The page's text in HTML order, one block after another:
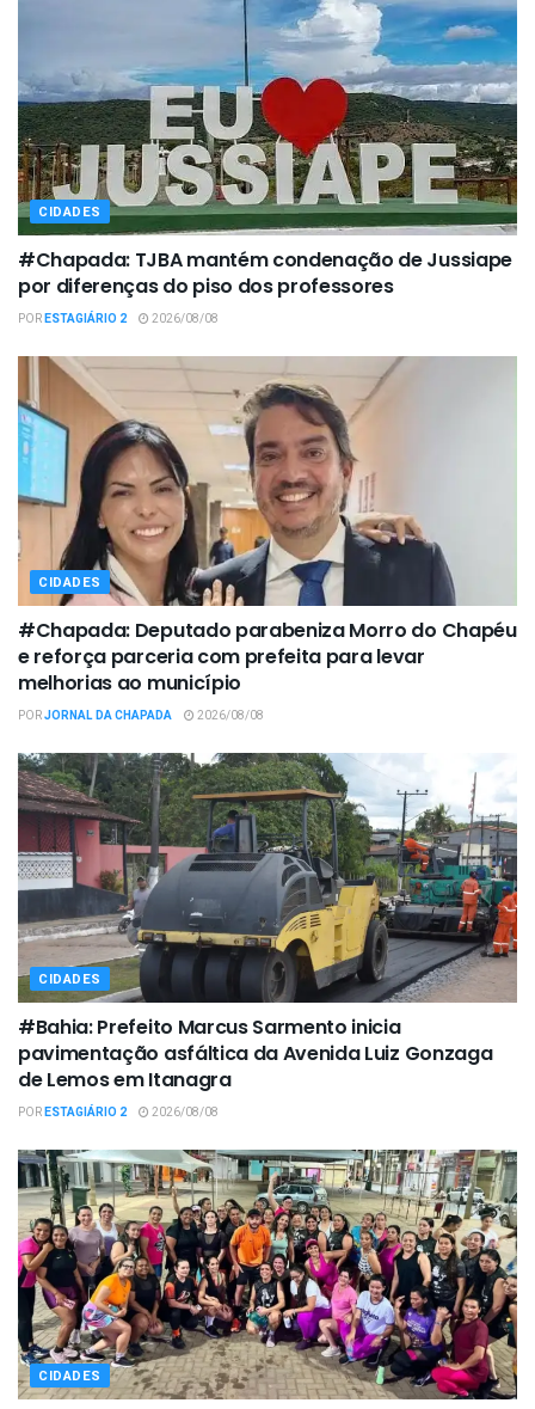
CIDADES
#Chapada: TJBA mantém condenação de Jussiape
por diferenças do piso dos professores
PORESTAGIÁRIO 2 2026/08/08
CIDADES
#Chapada: Deputado parabeniza Morro do Chapéu
e reforça parceria com prefeita para levar
melhorias ao município
PORJORNAL DA CHAPADA 2026/08/08
CIDADES
#Bahia: Prefeito Marcus Sarmento inicia
pavimentação asfáltica da Avenida Luiz Gonzaga
de Lemos em Itanagra
PORESTAGIÁRIO 2 2026/08/08
CIDADES